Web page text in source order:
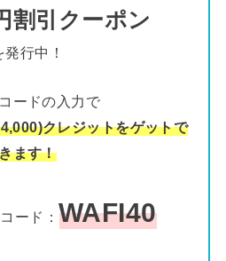
割引クーポン
発行中！
ードの入力で
クレジットをゲットで
ます！
ード： WAFI40